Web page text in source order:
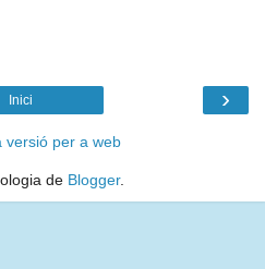
›
Inici
versió per a web
de Blogger.